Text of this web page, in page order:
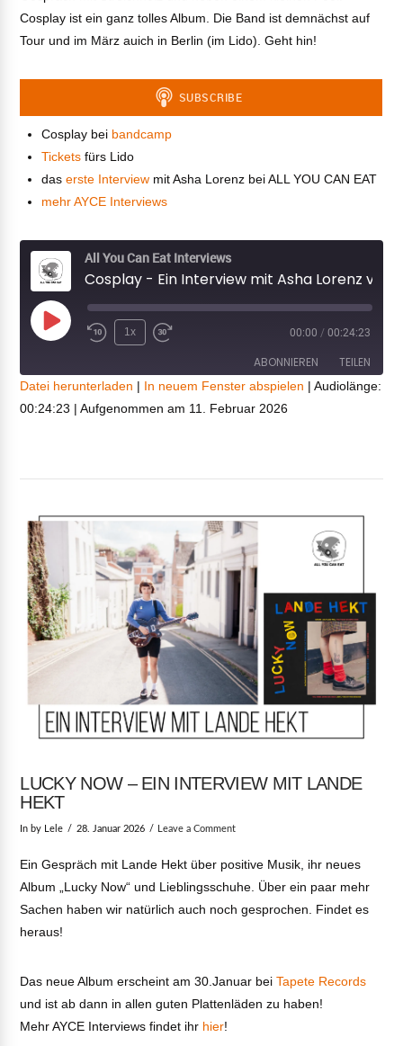
Cosplay ist ein ganz tolles Album. Die Band ist demnächst auf
Tour und im März auich in Berlin (im Lido). Geht hin!
Cosplay bei bandcamp
Tickets fürs Lido
das erste Interviewmit Asha Lorenz bei ALL YOU CAN EAT
mehr AYCE Interviews
All You Can Eat Interviews
Play
1x 00:00 / 00:24:23
ABONNIEREN TEILEN
TEILEN
Datei herunterladen | In neuem Fenster abspielen |Audiolänge:
00:24:23 |Aufgenommen am 11. Februar 2026
LUCKY NOW – EIN INTERVIEW MIT LANDE
HEKT
In by Lele 28. Januar 2026 Leave a Comment
Ein Gespräch mit Lande Hekt über positive Musik, ihr neues
Album „Lucky Now“ und Lieblingsschuhe. Über ein paar mehr
Sachen haben wir natürlich auch noch gesprochen. Findet es
heraus!
Das neue Album erscheint am 30.Januar beiTapete Records
und ist ab dann in allen guten Plattenläden zu haben!
Mehr AYCE Interviews findet ihr hier!